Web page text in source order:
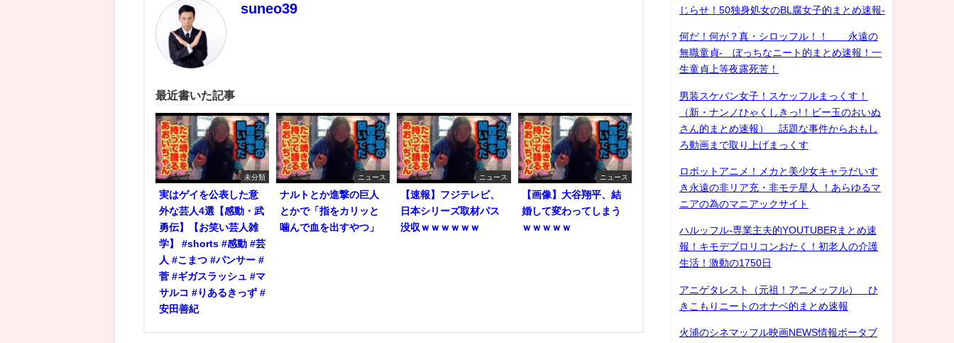
suneo39
最近書いた記事
未分類
実はゲイを公表した意
外な芸人4選【感動・武
勇伝】【お笑い芸人雑
学】 #shorts #感動 #芸
人 #こまつ #パンサー #
菅 #ギガスラッシュ #マ
サルコ #りあるきっず #
安田善紀
ニュース
ナルトとか進撃の巨人
とかで「指をカリッと
噛んで血を出すやつ」
ニュース
【速報】フジテレビ、
日本シリーズ取材パス
没収ｗｗｗｗｗｗ
ニュース
【画像】大谷翔平、結
婚して変わってしまう
ｗｗｗｗｗ
じらせ！50独身処女のBL腐女子的まとめ速報-
何だ！何が？真・シロッフル！！ 永遠の
無職童貞- ぼっちなニート的まとめ速報！一
生童貞上等夜露死苦！
男装スケバン女子！スケッフルまっくす！
（新・ナンノひゃくしきっ!！ビー玉のおいぬ
さん的まとめ速報） 話題な事件からおもし
ろ動画まで取り上げまっくす
ロボットアニメ！メカと美少女キャラだいす
き永遠の非リア充・非モテ星人 ！あらゆるマ
ニアの為のマニアックサイト
ハルッフル-専業主夫的YOUTUBERまとめ速
報！キモデブロリコンおたく！初老人の介護
生活！激動の1750日
アニゲタレスト（元祖！アニメッフル） ひ
きこもりニートのオナベ的まとめ速報
火浦のシネマッフル映画NEWS情報ポータブ